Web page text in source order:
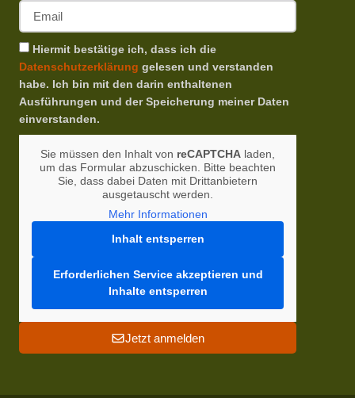
Hiermit bestätige ich, dass ich die
Datenschutzerklärung gelesen und verstanden
habe. Ich bin mit den darin enthaltenen
Ausführungen und der Speicherung meiner Daten
einverstanden.
Sie müssen den Inhalt von reCAPTCHA laden,
um das Formular abzuschicken. Bitte beachten
Sie, dass dabei Daten mit Drittanbietern
ausgetauscht werden.
Mehr Informationen
Inhalt entsperren
Erforderlichen Service akzeptieren und
Inhalte entsperren
Jetzt anmelden